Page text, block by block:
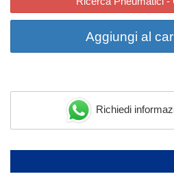
Aggiungi al
Richiedi